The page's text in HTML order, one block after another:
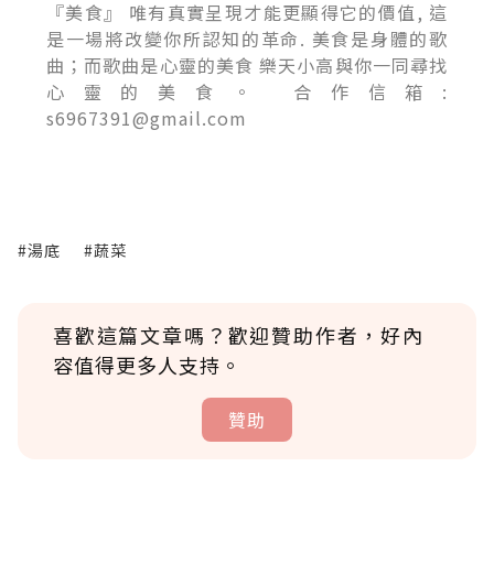
『美食』 唯有真實呈現才能更顯得它的價值, 這
是一場將改變你所認知的革命. 美食是身體的歌
曲；而歌曲是心靈的美食 樂天小高與你一同尋找
心靈的美食。 合作信箱:
s6967391@gmail.com
#湯底 #蔬菜
喜歡這篇文章嗎？歡迎贊助作者，好內
容值得更多人支持。
贊助